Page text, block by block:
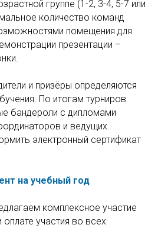
группе (1-2, 3-4, 5-7 или
количество команд
помещения для
презентации –
и призёры определяются
По итогам турниров
бандероли с дипломами
и ведущих.
электронный сертификат
на учебный год
комплексное участие
участия во всех